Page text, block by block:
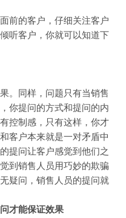
前的客户，仔细关注客户
听客户，你就可以知道下
。同样，问题只有当销售
你提问的方式和提问的内
控制感，只有这样，你才
客户本来就是一对矛盾中
提问让客户感觉到他们之
到销售人员用巧妙的欺骗
疑问，销售人员的提问就
才能保证效果